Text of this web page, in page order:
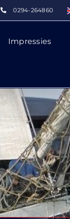
0294-264860
Impressies